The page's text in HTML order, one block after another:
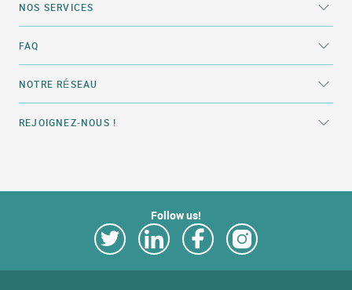
NOS SERVICES
FAQ
NOTRE RÉSEAU
REJOIGNEZ-NOUS !
Follow us!